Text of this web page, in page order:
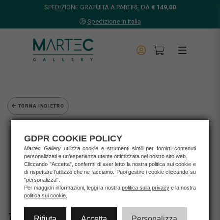
SPEDIZIONE GRATUITA A PARTIRE DA € 149,00
Spedizione in Italia
TORNA INDIETRO
Opere d'arte
Grafica d'autore
Muriel Mesini
MURIEL MESINI - LETTERA E
GDPR COOKIE POLICY
Martec Gallery utilizza cookie e strumenti simili per fornirti contenuti
personalizzati e un’esperienza utente ottimizzata nel nostro sito web.
Cliccando "Accetta", confermi di aver letto la nostra politica sui cookie e
di rispettare l’utilizzo che ne facciamo. Puoi gestire i cookie cliccando su
"personalizza".
Per maggiori informazioni, leggi la nostra politica sulla privacye la nostra
politica sui cookie